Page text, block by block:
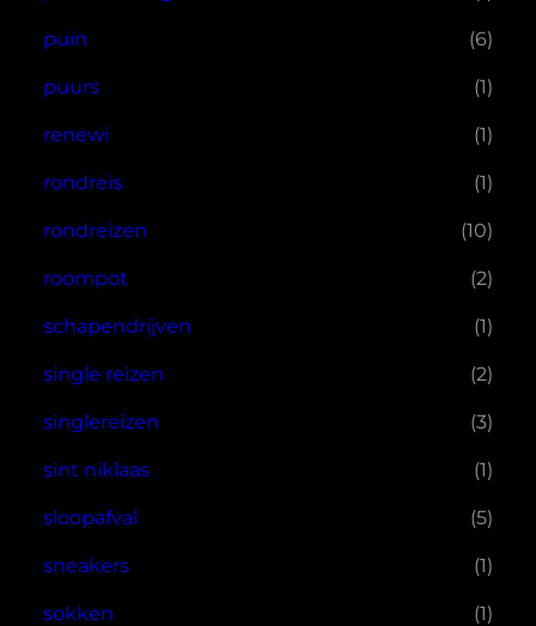
puin (6)
puurs (1)
renewi (1)
rondreis (1)
rondreizen (10)
roompot (2)
schapendrijven (1)
single reizen (2)
singlereizen (3)
sint niklaas (1)
sloopafval (5)
sneakers (1)
sokken (1)